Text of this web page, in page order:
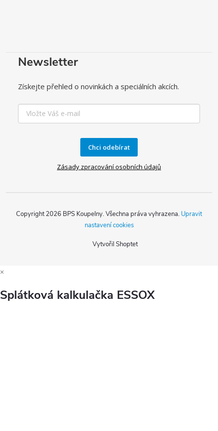
Newsletter
Získejte přehled o novinkách a speciálních akcích.
Chci odebírat
Zásady zpracování osobních údajů
Vytvořil Shoptet
Copyright 2026 BPS Koupelny. Všechna práva vyhrazena. Upravit
nastavení cookies
×
Splátková kalkulačka ESSOX